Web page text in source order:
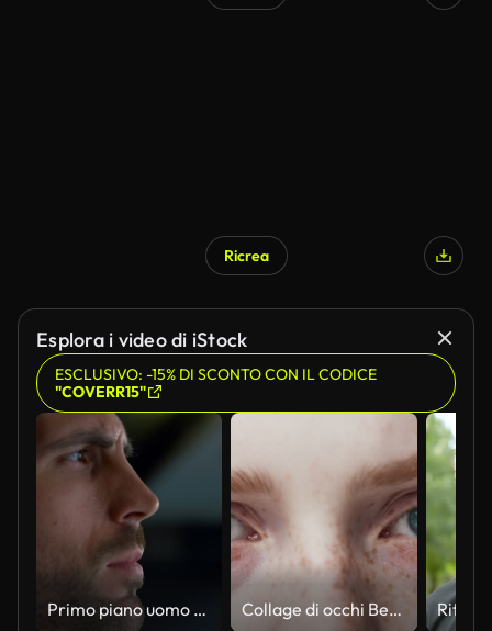
Ricrea
Esplora i video di iStock
ESCLUSIVO: -15% DI SCONTO CON IL CODICE
"COVERR15"
Primo piano uomo d'affari premuroso che distoglie lo sguardo nel caffè. Concetto di decisione seria Collage di occhi Belle persone di diverse età e primo piano multietnico. Montaggio di esseri umani positivi guardando la macchina fotografica. Concetto di varie etnie, uguaglianza, diverse, razza, vista nazionalità 4k